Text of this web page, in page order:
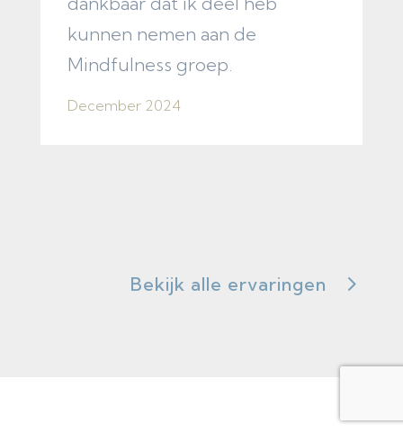
kunnen nemen aan de
Mindfulness groep.
December 2024
Bekijk alle ervaringen